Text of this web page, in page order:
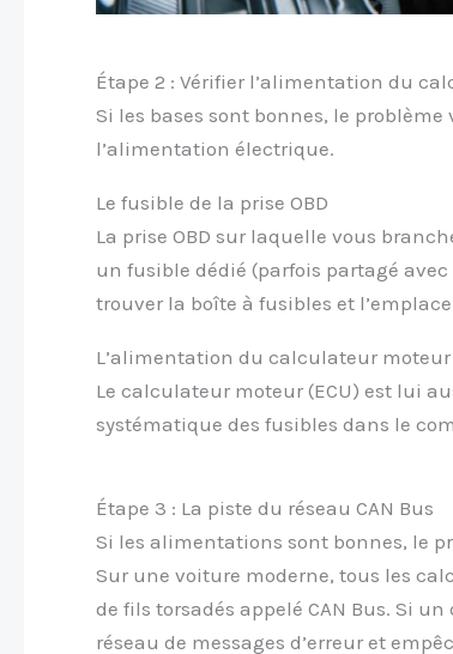
Étape 2 : Vérifier l’alimentation du
Si les bases sont bonnes, le
l’alimentation électrique.
Le fusible de la prise OBD
La prise OBD sur laquelle vous
un fusible dédié (parfois partagé
trouver la boîte à fusibles et
L’alimentation du calculateur moteur
Le calculateur moteur (ECU) est lui
systématique des fusibles dans le
Étape 3 : La piste du réseau CAN Bus
Si les alimentations sont bonnes, le
Sur une voiture moderne, tous les
de fils torsadés appelé CAN Bus. Si
réseau de messages d’erreur et